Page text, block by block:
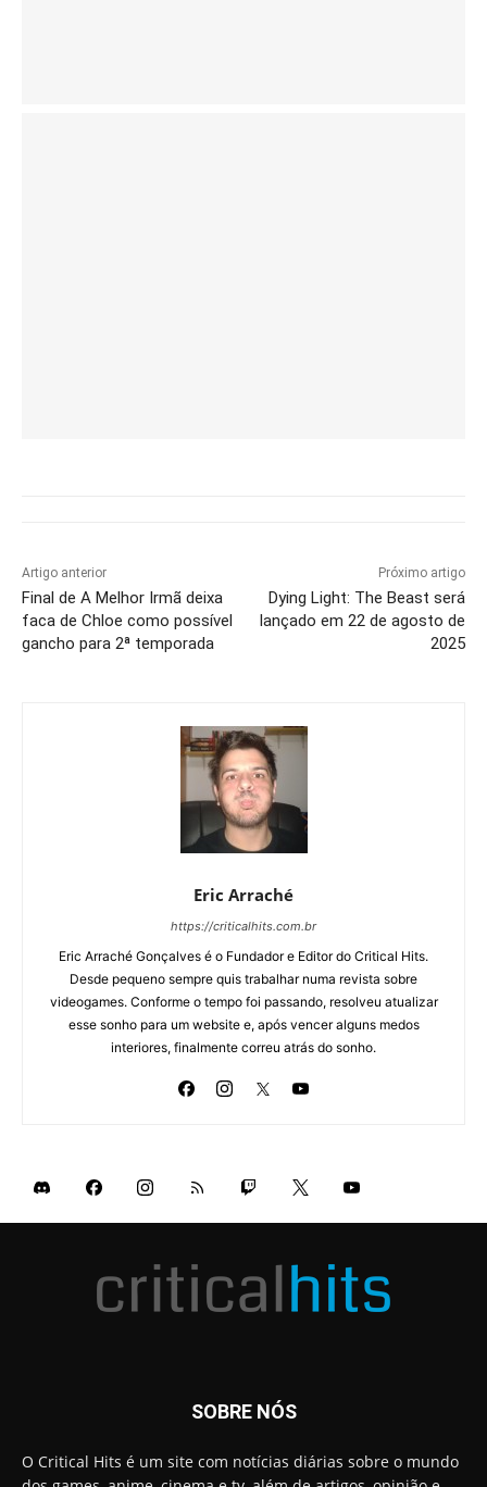
Artigo anterior
Final de A Melhor Irmã deixa
faca de Chloe como possível
gancho para 2ª temporada
Próximo artigo
Dying Light: The Beast será
lançado em 22 de agosto de
2025
Eric Arraché
https://criticalhits.com.br
Eric Arraché Gonçalves é o Fundador e Editor do Critical Hits.
Desde pequeno sempre quis trabalhar numa revista sobre
videogames. Conforme o tempo foi passando, resolveu atualizar
esse sonho para um website e, após vencer alguns medos
interiores, finalmente correu atrás do sonho.
SOBRE NÓS
O Critical Hits é um site com notícias diárias sobre o mundo